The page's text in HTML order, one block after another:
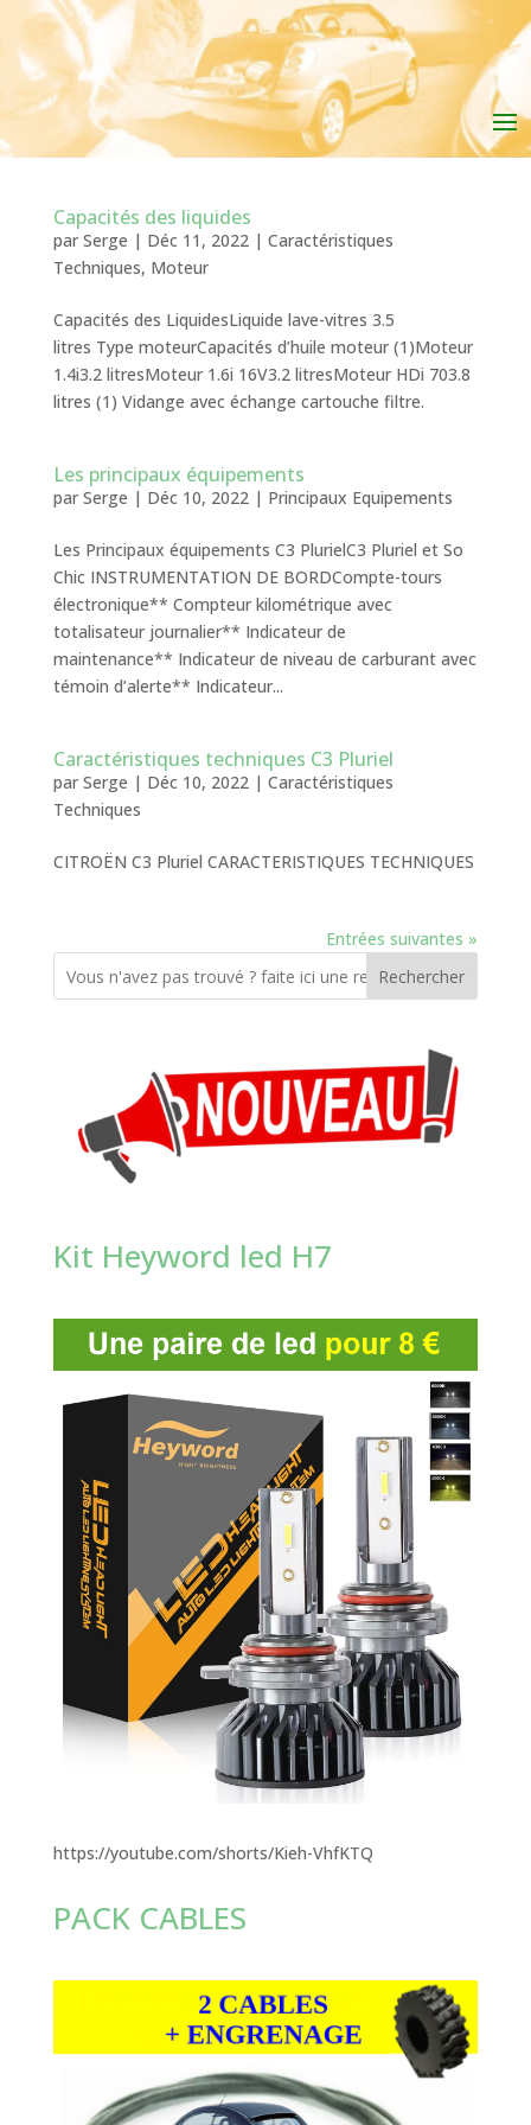
Capacités des liquides
par Serge | Déc 11, 2022| Caractéristiques
Techniques, Moteur
Capacités des LiquidesLiquide lave-vitres 3.5
litres Type moteurCapacités d’huile moteur (1)Moteur
1.4i3.2 litresMoteur 1.6i 16V3.2 litresMoteur HDi 703.8
litres (1) Vidange avec échange cartouche filtre.
Les principaux équipements
par Serge | Déc 10, 2022| Principaux Equipements
Les Principaux équipements C3 PlurielC3 Pluriel et So
Chic INSTRUMENTATION DE BORDCompte-tours
électronique** Compteur kilométrique avec
totalisateur journalier** Indicateur de
maintenance** Indicateur de niveau de carburant avec
témoin d’alerte** Indicateur...
Caractéristiques techniques C3 Pluriel
par Serge | Déc 10, 2022| Caractéristiques
Techniques
CITROËN C3 Pluriel CARACTERISTIQUES TECHNIQUES
Entrées suivantes »
Rechercher
Kit Heyword led H7
https://youtube.com/shorts/Kieh-VhfKTQ
PACK CABLES